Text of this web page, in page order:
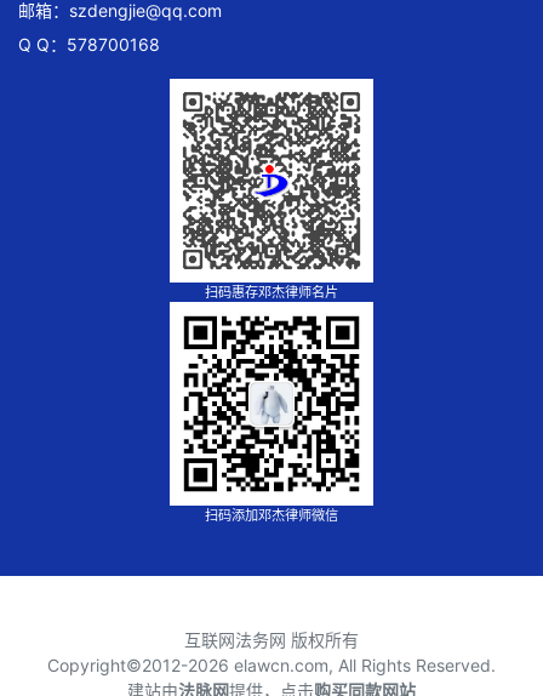
邮箱： szdengjie@qq.com
Q Q：578700168
扫码惠存邓杰律师名片
扫码添加邓杰律师微信
互联网法务网 版权所有
Copyright©2012-2026 elawcn.com, All Rights Reserved.
建站由法脉网提供，点击购买同款网站